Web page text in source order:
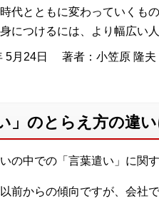
時代とともに変わっていく
につけるには、より幅広い
5月24日 著者：小笠原 隆
」のとらえ方の違
の中での「言葉遣い」に関す
前からの傾向ですが、会社